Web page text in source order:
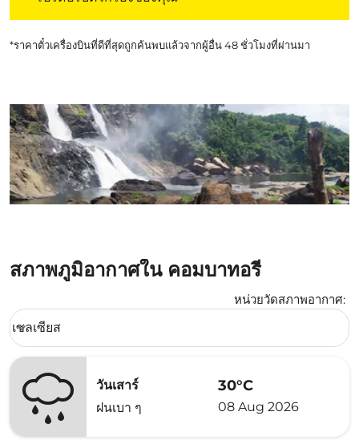
*ราคาตั๋วเครื่องบินที่ดีที่สุดถูกค้นพบแล้วจากผู้อื่น 48 ชั่วโมงที่ผ่านมา
สภาพภูมิอากาศใน คอมบาทอรี่
หน่วยวัดสภาพอากาศ:
Weather unit option เซลเซียส Selected
เซลเซียส
keyboard_arrow_down
วันเสาร์
ฝนเบา ๆ
30°C
08 Aug 2026